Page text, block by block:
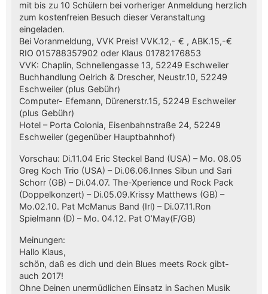
mit bis zu 10 Schülern bei vorheriger Anmeldung herzlich
zum kostenfreien Besuch dieser Veranstaltung
eingeladen.
Bei Voranmeldung, VVK Preis! VVK.12,- € , ABK.15,-€
RIO 015788357902 oder Klaus 01782176853
VVK: Chaplin, Schnellengasse 13, 52249 Eschweiler
Buchhandlung Oelrich & Drescher, Neustr.10, 52249
Eschweiler (plus Gebühr)
Computer- Efemann, Dürenerstr.15, 52249 Eschweiler
(plus Gebühr)
Hotel – Porta Colonia, Eisenbahnstraße 24, 52249
Eschweiler (gegenüber Hauptbahnhof)
Vorschau: Di.11.04 Eric Steckel Band (USA) – Mo. 08.05
Greg Koch Trio (USA) – Di.06.06.Innes Sibun und Sari
Schorr (GB) – Di.04.07. The-Xperience und Rock Pack
(Doppelkonzert) – Di.05.09.Krissy Matthews (GB) –
Mo.02.10. Pat McManus Band (Irl) – Di.07.11.Ron
Spielmann (D) – Mo. 04.12. Pat O’May(F/GB)
Meinungen:
Hallo Klaus,
schön, daß es dich und dein Blues meets Rock gibt-
auch 2017!
Ohne Deinen unermüdlichen Einsatz in Sachen Musik